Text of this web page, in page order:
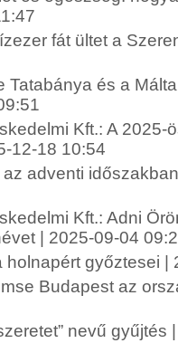
fát ültet a
Tatabánya és a
Kft.: A 2025-
12-18 10:54
adventi
Kft.: Adni
| 2025-09-04
holnapért győztesei |
Budapest az
nevű gyűjtés